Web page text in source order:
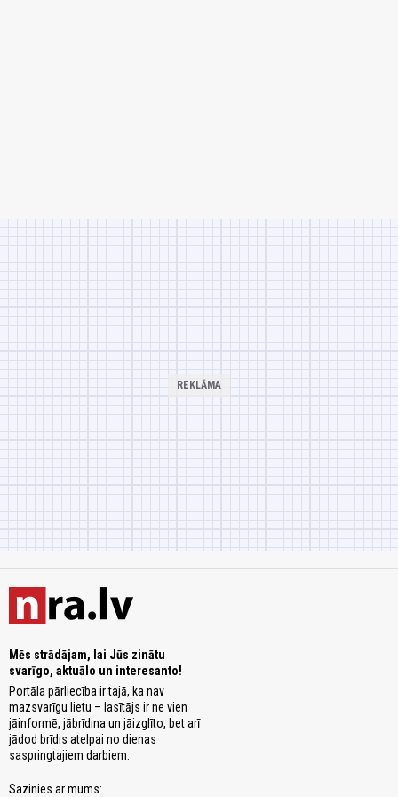
Mēs strādājam, lai Jūs zinātu
svarīgo, aktuālo un interesanto!
Portāla pārliecība ir tajā, ka nav
mazsvarīgu lietu – lasītājs ir ne vien
jāinformē, jābrīdina un jāizglīto, bet arī
jādod brīdis atelpai no dienas
saspringtajiem darbiem.
Sazinies ar mums: